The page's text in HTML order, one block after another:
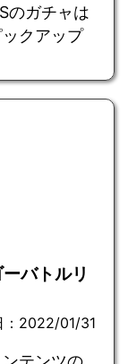
のガチャは
クアップ
バトルリ
：2022/01/31